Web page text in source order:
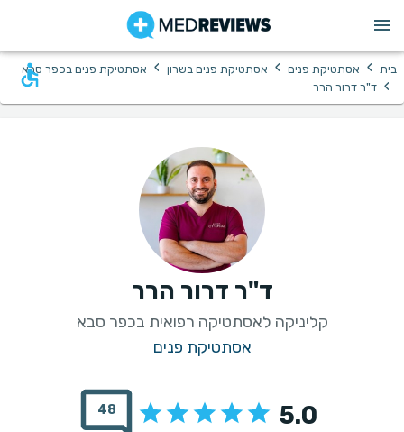
בית › אסתטיקת פנים › אסתטיקת פנים בשרון › אסתטיקת פנים בכפר סבא
› ד"ר דרור הרר
ד"ר דרור הרר
קליניקה לאסתטיקה רפואית בכפר סבא
אסתטיקת פנים
5.0
48